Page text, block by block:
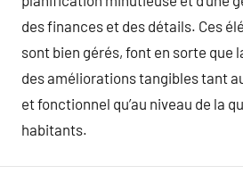
des finances et des détails. Ces
sont bien gérés, font en sorte que
des améliorations tangibles tant
et fonctionnel qu’au niveau de la
habitants.